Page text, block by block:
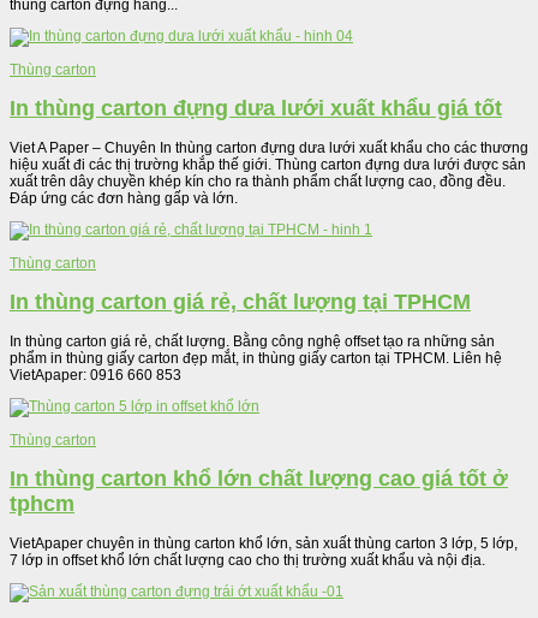
thùng carton đựng hàng...
Thùng carton
In thùng carton đựng dưa lưới xuất khẩu giá tốt
Viet A Paper – Chuyên In thùng carton đựng dưa lưới xuất khẩu cho các thương
hiệu xuất đi các thị trường khắp thế giới. Thùng carton đựng dưa lưới được sản
xuất trên dây chuyền khép kín cho ra thành phẩm chất lượng cao, đồng đều.
Đáp ứng các đơn hàng gấp và lớn.
Thùng carton
In thùng carton giá rẻ, chất lượng tại TPHCM
In thùng carton giá rẻ, chất lượng. Bằng công nghệ offset tạo ra những sản
phẩm in thùng giấy carton đẹp mắt, in thùng giấy carton tại TPHCM. Liên hệ
VietApaper: 0916 660 853
Thùng carton
In thùng carton khổ lớn chất lượng cao giá tốt ở
tphcm
VietApaper chuyên in thùng carton khổ lớn, sản xuất thùng carton 3 lớp, 5 lớp,
7 lớp in offset khổ lớn chất lượng cao cho thị trường xuất khẩu và nội địa.